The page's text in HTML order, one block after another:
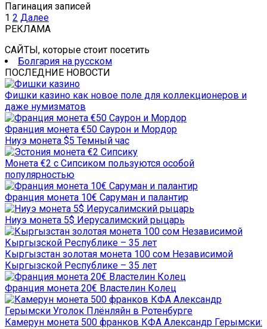
Пагинация записей
1 2 Далее
РЕКЛАМА
САЙТЫ, которые стоит посетить
Болгария на русском
ПОСЛЕДНИЕ НОВОСТИ
Фишки казино как новое поле для коллекционеров и
даже нумизматов
Франция монета €50 Саурон и Мордор
Ниуэ монета $5 Темный час
Монета €2 с Сипсиком пользуются особой
популярностью
Франция монета 10€ Саруман и палантир
Ниуэ монета 5$ Иерусалимский рыцарь
Кыргызстан золотая монета 100 сом Независимой
Кыргызской Республике – 35 лет
Франция монета 20€ Властелин Колец
Камерун монета 500 франков КФА Александр Герымски: